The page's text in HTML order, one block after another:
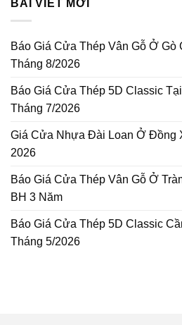
BÀI VIẾT MỚI
Báo Giá Cửa Thép Vân Gỗ Ở Gò
Tháng 8/2026
Báo Giá Cửa Thép 5D Classic
Tháng 7/2026
Giá Cửa Nhựa Đài Loan Ở Đồng
2026
Báo Giá Cửa Thép Vân Gỗ Ở
BH 3 Năm
Báo Giá Cửa Thép 5D Classic
Tháng 5/2026